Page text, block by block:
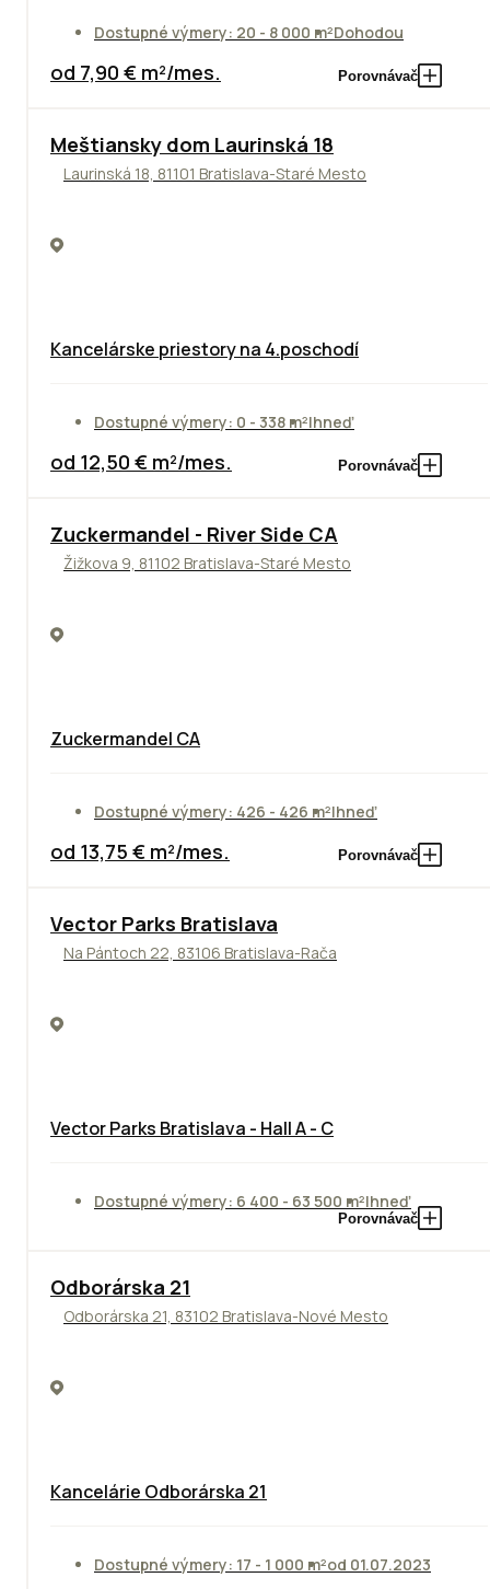
Dostupné výmery: 20 - 8 000 m²Dohodou
od 7,90 € m²/mes. Porovnávač
Meštiansky dom Laurinská 18
Laurinská 18, 81101 Bratislava-Staré Mesto
Kancelárske priestory na 4.poschodí
Dostupné výmery: 0 - 338 m²Ihneď
od 12,50 € m²/mes. Porovnávač
NOVINKA
Zuckermandel - River Side CA
Žižkova 9, 81102 Bratislava-Staré Mesto
Zuckermandel CA
Dostupné výmery: 426 - 426 m²Ihneď
od 13,75 € m²/mes. Porovnávač
Vector Parks Bratislava
Na Pántoch 22, 83106 Bratislava-Rača
Vector Parks Bratislava - Hall A - C
Dostupné výmery: 6 400 - 63 500 m²Ihneď
Porovnávač
Odborárska 21
Odborárska 21, 83102 Bratislava-Nové Mesto
Kancelárie Odborárska 21
Dostupné výmery: 17 - 1 000 m²od 01.07.2023